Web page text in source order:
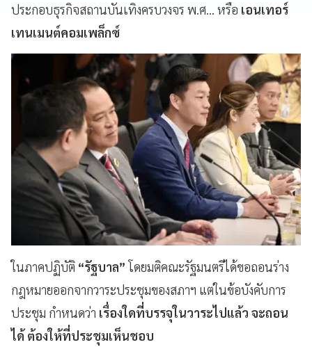
ประกอบธุรกิจสถานบันเทิงครบวงจร พ.ศ… หรือ เอนเทอร์
เทนเมนต์คอมเพล็กซ์
ในภาคปฏิบัติ “รัฐบาล”โดยมติคณะรัฐมนตรีได้ขอถอนร่าง
กฎหมายออกจากวาระประชุมของสภาฯ แต่ในข้อบังคับการ
ประชุม กำหนดว่า เรื่องใดที่บรรจุในวาระไปแล้ว จะถอน
ได้ ต้องให้ที่ประชุมเห็นชอบ